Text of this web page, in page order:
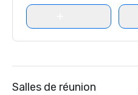
Salles de réunion